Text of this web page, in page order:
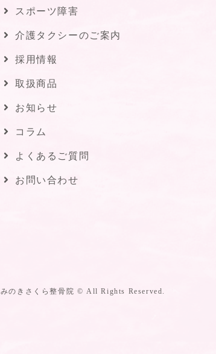
スポーツ障害
介護タクシーのご案内
採用情報
取扱商品
お知らせ
コラム
よくあるご質問
お問い合わせ
みのきさくら整骨院 © All Rights Reserved.